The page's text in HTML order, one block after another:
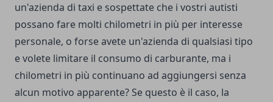
un'azienda di taxi e sospettate che i vostri autisti
possano fare molti chilometri in più per interesse
personale, o forse avete un'azienda di qualsiasi tipo
e volete limitare il consumo di carburante, ma i
chilometri in più continuano ad aggiungersi senza
alcun motivo apparente? Se questo è il caso, la